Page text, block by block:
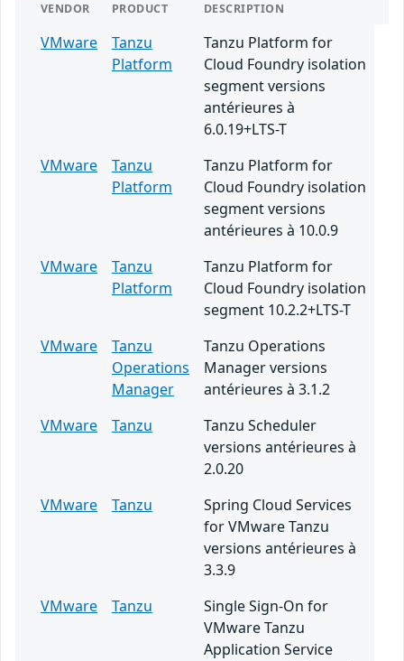
VENDOR PRODUCT DESCRIPTION
VMware
Tanzu
Platform
Tanzu Platform for
Cloud Foundry isolation
segment versions
antérieures à
6.0.19+LTS-T
VMware
Tanzu
Platform
Tanzu Platform for
Cloud Foundry isolation
segment versions
antérieures à 10.0.9
VMware
Tanzu
Platform
Tanzu Platform for
Cloud Foundry isolation
segment 10.2.2+LTS-T
VMware
Tanzu
Operations
Manager
Tanzu Operations
Manager versions
antérieures à 3.1.2
VMware
Tanzu
Tanzu Scheduler
versions antérieures à
2.0.20
VMware
Tanzu
Spring Cloud Services
for VMware Tanzu
versions antérieures à
3.3.9
VMware
Tanzu
Single Sign-On for
VMware Tanzu
Application Service